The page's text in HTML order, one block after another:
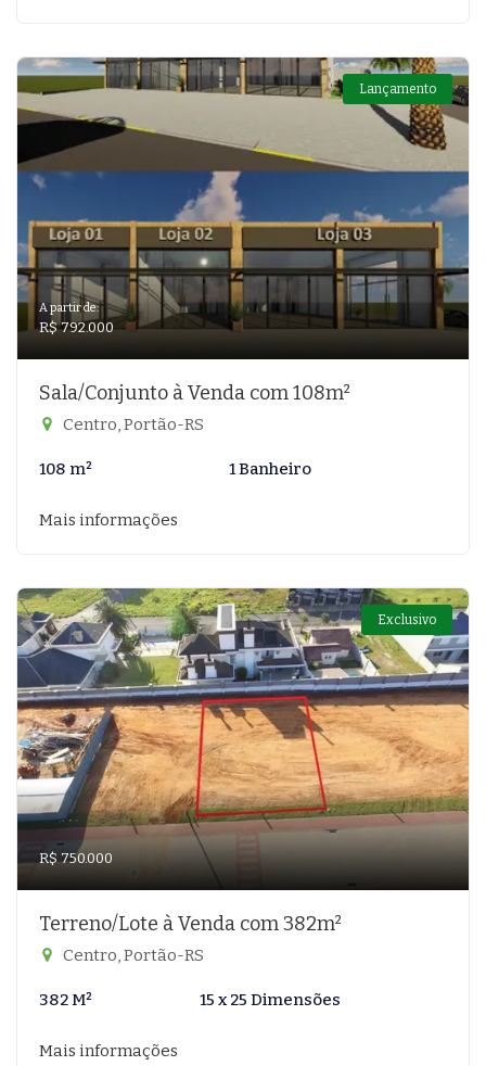
Lançamento
A partir de:
R$ 792.000
Sala/Conjunto à Venda com 108m²
Centro, Portão-RS
108 m² 1 Banheiro
Mais informações
Exclusivo
R$ 750.000
Terreno/Lote à Venda com 382m²
Centro, Portão-RS
382 M² 15 x 25 Dimensões
Mais informações